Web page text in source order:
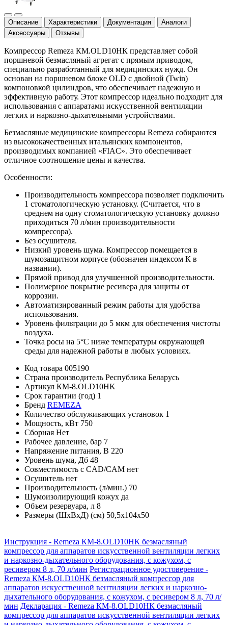
Описание Характеристики Документация
Аналоги
Аксессуары
Отзывы
Компрессор Remeza КМ.OLD10НК представляет собой
поршневой безмасляный агрегат с прямым приводом,
специально разработанный для медицинских нужд. Он
основан на поршневом блоке OLD с двойной (Twin)
компоновкой цилиндров, что обеспечивает надежную и
эффективную работу. Этот компрессор идеально подходит для
использования с аппаратами искусственной вентиляции
легких и наркозно-дыхательными устройствами.
Безмасляные медицинские компрессоры Remeza собираются
из высококачественных итальянских компонентов,
производимых компанией «FIAC». Это обеспечивает
отличное соотношение цены и качества.
Особенности:
Производительность компрессора позволяет подключить
1 стоматологическую установку. (Считается, что в
среднем на одну стоматологическую установку должно
приходиться 70 л/мин производительности
компрессора).
Без осушителя.
Низкий уровень шума. Компрессор помещается в
шумозащитном корпусе (обозначен индексом К в
названии).
Прямой привод для улучшенной производительности.
Полимерное покрытие ресивера для защиты от
коррозии.
Автоматизированный режим работы для удобства
использования.
Уровень фильтрации до 5 мкм для обеспечения чистоты
воздуха.
Точка росы на 5°C ниже температуры окружающей
среды для надежной работы в любых условиях.
Код товара 005190
Страна производитель Республика Беларусь
Артикул КМ-8.OLD10НK
Срок гарантии (год) 1
Бренд REMEZA
Количество обслуживающих установок 1
Мощность, кВт 750
Сборная Нет
Рабочее давление, бар 7
Напряжение питания, В 220
Уровень шума, Дб 48
Совместимость с CAD/CAM нет
Осушитель нет
Производительность (л/мин.) 70
Шумоизолирующий кожух да
Объем резервуара, л 8
Размеры (ШхВхД) (см) 50,5x104x50
Инструкция - Remeza КМ-8.OLD10НК безмасляный
компрессор для аппаратов искусственной вентиляции легких
и наркозно-дыхательного оборудования, с кожухом, с
ресивером 8 л, 70 л/мин Регистрационное удостоверение -
Remeza КМ-8.OLD10НК безмасляный компрессор для
аппаратов искусственной вентиляции легких и наркозно-
дыхательного оборудования, с кожухом, с ресивером 8 л, 70 л/
мин Декларация - Remeza КМ-8.OLD10НК безмасляный
компрессор для аппаратов искусственной вентиляции легких